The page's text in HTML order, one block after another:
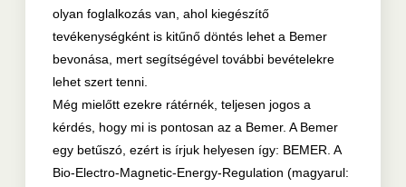
olyan foglalkozás van, ahol kiegészítő
tevékenységként is kitűnő döntés lehet a Bemer
bevonása, mert segítségével további bevételekre
lehet szert tenni.
Még mielőtt ezekre rátérnék, teljesen jogos a
kérdés, hogy mi is pontosan az a Bemer. A Bemer
egy betűszó, ezért is írjuk helyesen így: BEMER. A
Bio-Electro-Magnetic-Energy-Regulation (magyarul: